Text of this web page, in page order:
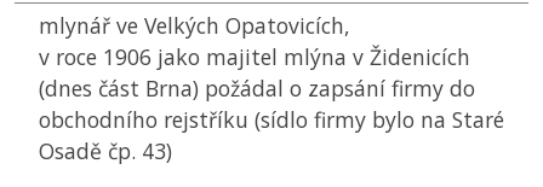
mlynář ve Velkých Opatovicích,
v roce 1906 jako majitel mlýna v Židenicích
(dnes část Brna) požádal o zapsání firmy do
obchodního rejstříku (sídlo firmy bylo na Staré
Osadě čp. 43)